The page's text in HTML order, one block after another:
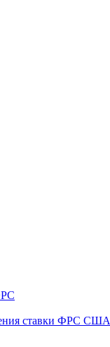
ставки ФРС США